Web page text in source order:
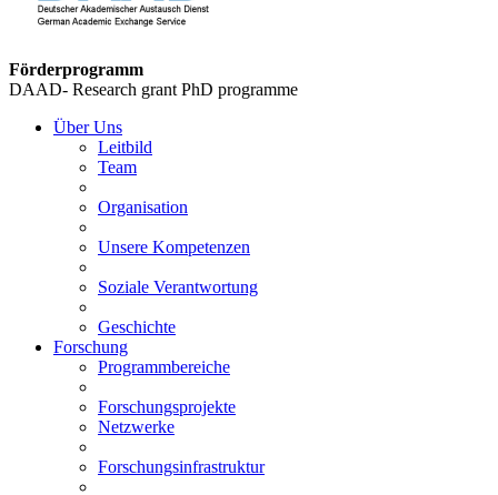
Förderprogramm
DAAD- Research grant PhD programme
Über Uns
Leitbild
Team
Organisation
Unsere Kompetenzen
Soziale Verantwortung
Geschichte
Forschung
Programmbereiche
Forschungsprojekte
Netzwerke
Forschungsinfrastruktur